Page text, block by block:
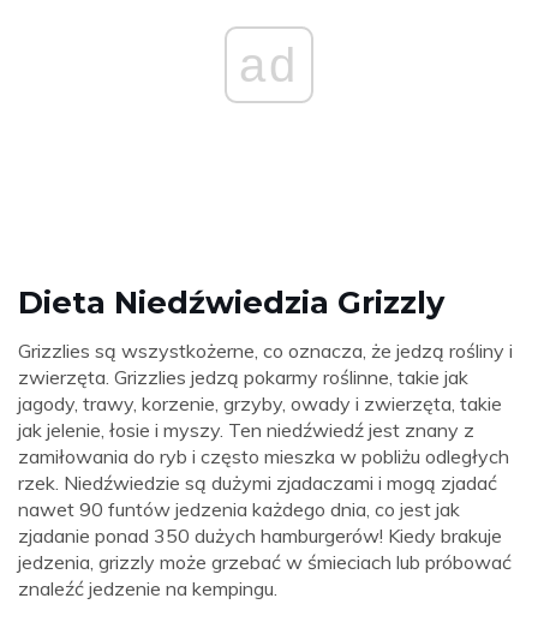
ad
Dieta Niedźwiedzia Grizzly
Grizzlies są wszystkożerne, co oznacza, że ​​jedzą rośliny i
zwierzęta. Grizzlies jedzą pokarmy roślinne, takie jak
jagody, trawy, korzenie, grzyby, owady i zwierzęta, takie
jak jelenie, łosie i myszy. Ten niedźwiedź jest znany z
zamiłowania do ryb i często mieszka w pobliżu odległych
rzek. Niedźwiedzie są dużymi zjadaczami i mogą zjadać
nawet 90 funtów jedzenia każdego dnia, co jest jak
zjadanie ponad 350 dużych hamburgerów! Kiedy brakuje
jedzenia, grizzly może grzebać w śmieciach lub próbować
znaleźć jedzenie na kempingu.